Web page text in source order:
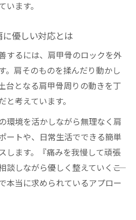
います。
に優しい対応とは
するには、肩甲骨のロックを外
。肩そのものを揉んだり動かし
台となる肩甲骨周りの動きを丁
考えています。
環境を活かしながら無理なく肩
ートや、日常生活でできる簡単
します。『痛みを我慢して頑張
しながら優しく整えていく――こ
本当に求められているアプロー